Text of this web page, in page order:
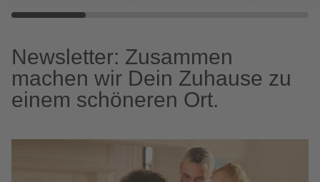
Newsletter: Zusammen
machen wir Dein Zuhause zu
einem schöneren Ort.